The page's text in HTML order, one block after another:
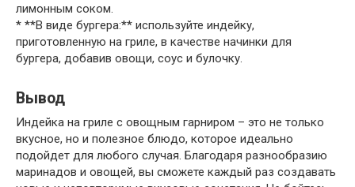
лимонным соком.
* **В виде бургера:** используйте индейку,
приготовленную на гриле, в качестве начинки для
бургера, добавив овощи, соус и булочку.
Вывод
Индейка на гриле с овощным гарниром – это не только
вкусное, но и полезное блюдо, которое идеально
подойдет для любого случая. Благодаря разнообразию
маринадов и овощей, вы сможете каждый раз создавать